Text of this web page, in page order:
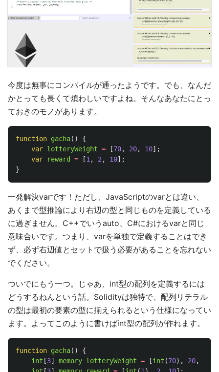
今度は無事にコンパイルが通ったようです。でも、なんだ
かとっても長くて煩わしいですよね。そんなあなたにとっ
ておきのモノがあります。
function gacha()
{
var lotteryWeight = [70, 20, 10];
var
reward = [1 , 2 , 10];
}
一発解決varです！ただし、JavaScriptのvarとは違い、
あくまで型推論により右辺の型と同じものを定義している
に過ぎません。C++でいうauto、C#におけるvarと同じ
意味合いです。つまり、varを単独で定義することはでき
ず、必ず右辺値とセットで扱う必要があることを忘れない
でください。
ついでにもう一つ。じゃあ、int型の配列を定義するには
どうするねんという話。Solidityは独特で、配列リテラル
の型は最初の要素の型に揃えられるという仕様になってい
ます。よってこのように書けばint型の配列が作れます。
function gacha()
{
int [3] memory lotteryWeight = [int (70), 20,